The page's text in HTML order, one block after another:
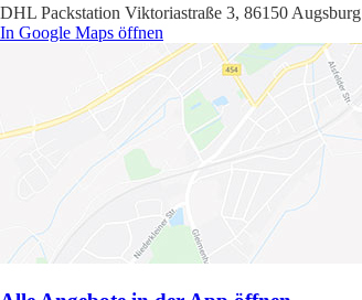
DHL Packstation Viktoriastraße 3, 86150 Augsburg
In Google Maps öffnen